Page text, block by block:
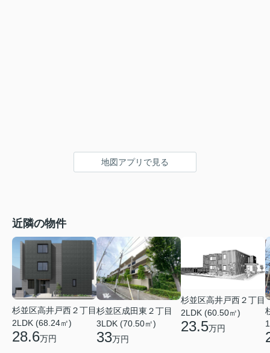
地図アプリで見る
近隣の物件
杉並区高井戸西２丁目
2LDK (68.24㎡)
28.6万円
杉並区成田東２丁目
3LDK (70.50㎡)
33万円
杉並区高井戸西２丁目
2LDK (60.50㎡)
23.5万円